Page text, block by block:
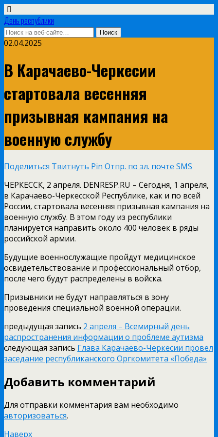
День республики
02.04.2025
В Карачаево-Черкесии
стартовала весенняя
призывная кампания на
военную службу
Поделиться Твитнуть Pin Отпр. по эл. почте SMS
ЧЕРКЕССК, 2 апреля. DENRESP.RU – Сегодня, 1 апреля,
в Карачаево-Черкесской Республике, как и по всей
России, стартовала весенняя призывная кампания на
военную службу. В этом году из республики
планируется направить около 400 человек в ряды
российской армии.
Будущие военнослужащие пройдут медицинское
освидетельствование и профессиональный отбор,
после чего будут распределены в войска.
Призывники не будут направляться в зону
проведения специальной военной операции.
предыдущая запись 2 апреля – Всемирный день
распространения информации о проблеме аутизма
следующая запись Глава Карачаево-Черкесии провел
заседание республиканского Оргкомитета «Победа»
Добавить комментарий
Для отправки комментария вам необходимо
авторизоваться.
Наверх